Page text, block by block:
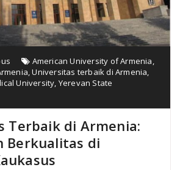
American University of Armenia,
,Universitas terbaik di Armenia,
University, Yerevan State
Terbaik di Armenia:
Berkualitas di